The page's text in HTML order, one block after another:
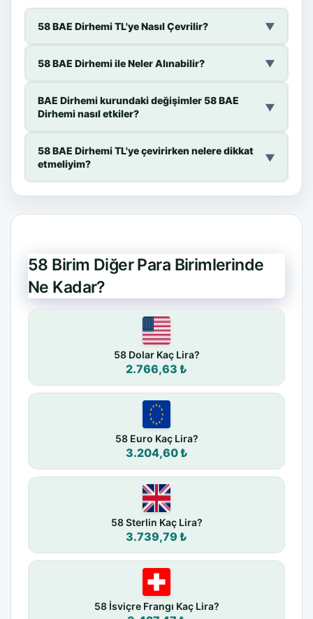
58 BAE Dirhemi TL'ye Nasıl Çevrilir? ▼
58 BAE Dirhemi ile Neler Alınabilir? ▼
BAE Dirhemi kurundaki değişimler 58 BAE
Dirhemi nasıl etkiler?
▼
58 BAE Dirhemi TL'ye çevirirken nelere dikkat
etmeliyim?
▼
58 Birim Diğer Para Birimlerinde
Ne Kadar?
58 Dolar Kaç Lira?
2.766,63 ₺
58 Euro Kaç Lira?
3.204,60 ₺
58 Sterlin Kaç Lira?
3.739,79 ₺
58 İsviçre Frangı Kaç Lira?